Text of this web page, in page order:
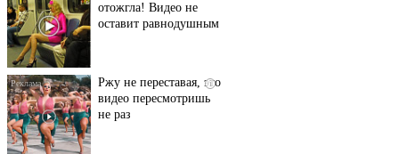
отожгла! Видео не
оставит равнодушным
i
Ржу не переставая, это
видео пересмотришь
не раз